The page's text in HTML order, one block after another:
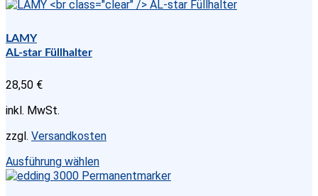
LAMY
AL-star Füllhalter
28,50 €
inkl. MwSt.
zzgl. Versandkosten
Ausführung wählenDieses
Produkt